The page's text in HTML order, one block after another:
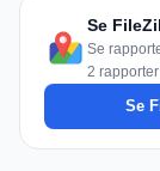
Se
Se
2
Se